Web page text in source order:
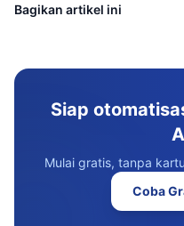
Bagikan artikel ini
Siap
Mulai gratis, tanpa
Coba